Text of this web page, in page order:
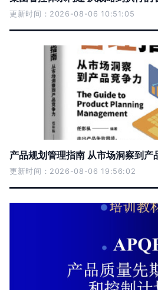
更新时间：2026-08-06 10:51:05
产品规划管理指南 从市场洞察到产
更新时间：2026-08-06 19:56:02